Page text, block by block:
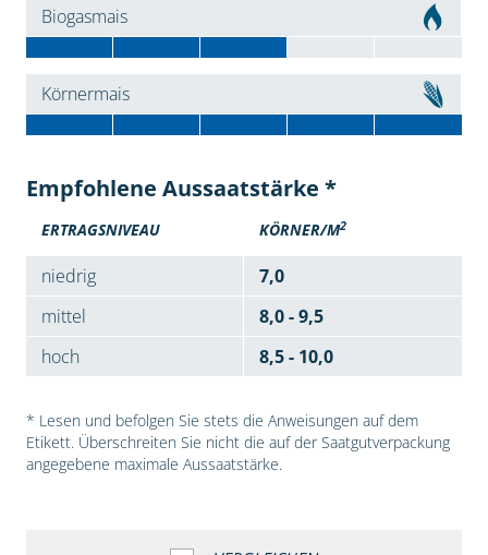
Biogasmais
Körnermais
Empfohlene Aussaatstärke *
ERTRAGSNIVEAU KÖRNER/M2
niedrig
7,0
mittel
8,0 - 9,5
hoch
8,5 - 10,0
* Lesen und befolgen Sie stets die Anweisungen auf dem
Etikett. Überschreiten Sie nicht die auf der Saatgutverpackung
angegebene maximale Aussaatstärke.